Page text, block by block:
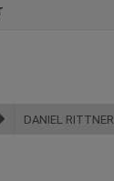
DANIEL RITTNER